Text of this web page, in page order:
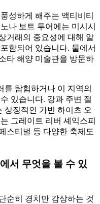
성하게 해주는 액티비티
나 보트 투어에는 미시시
거래의 중요성에 대해 알
함되어 있습니다. 물에서
타 해양 미술관을 방문하
를 탐험하거나 이 지역의
있습니다. 강과 주변 절
상징적인 가빈 하이츠 오
그레이트 리버 셰익스피
스티벌 등 다양한 축제도
서 무엇을 볼 수 있
순히 경치만 감상하는 것